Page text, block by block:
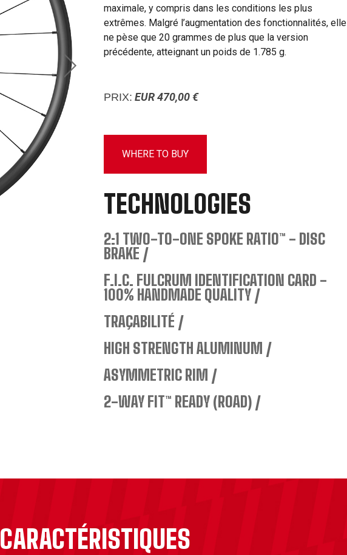
maximale, y compris dans les conditions les plus
extrêmes. Malgré l’augmentation des fonctionnalités, elle
ne pèse que 20 grammes de plus que la version
précédente, atteignant un poids de 1.785 g.
PRIX: EUR 470,00 €
WHERE TO BUY
TECHNOLOGIES
2:1 TWO-TO-ONE SPOKE RATIO™ - DISC
BRAKE
F.I.C. FULCRUM IDENTIFICATION CARD -
100% HANDMADE QUALITY
TRAÇABILITÉ
HIGH STRENGTH ALUMINUM
ASYMMETRIC RIM
2-WAY FIT™ READY (ROAD)
CARACTÉRISTIQUES